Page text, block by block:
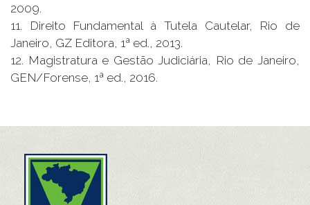
2009.
11. Direito Fundamental à Tutela Cautelar, Rio de
Janeiro, GZ Editora, 1ª ed., 2013.
12. Magistratura e Gestão Judiciária, Rio de Janeiro,
GEN/Forense, 1ª ed., 2016.